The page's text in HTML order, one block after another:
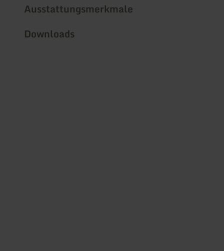
Ausstattungsmerkmale
Downloads